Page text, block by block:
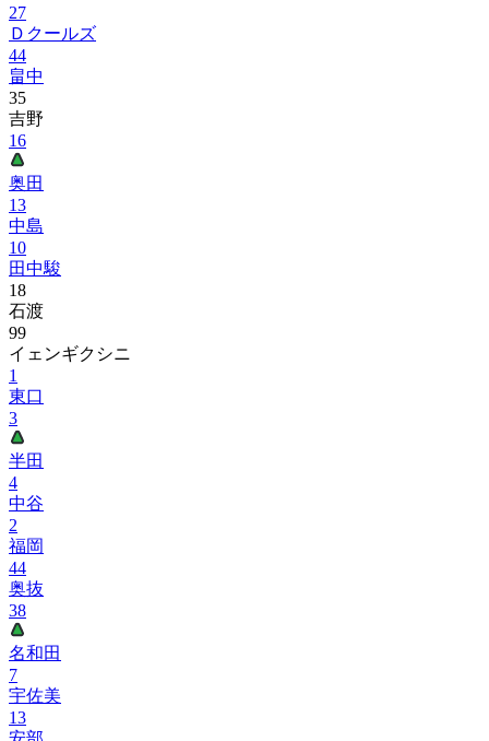
27
Ｄクールズ
44
畠中
35
吉野
16
奥田
13
中島
10
田中駿
18
石渡
99
イェンギクシニ
1
東口
3
半田
4
中谷
2
福岡
44
奥抜
38
名和田
7
宇佐美
13